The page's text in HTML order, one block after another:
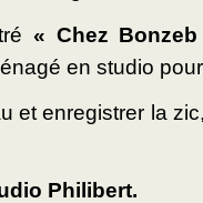
« Chez
en studio
et enregistrer la
Philibert.